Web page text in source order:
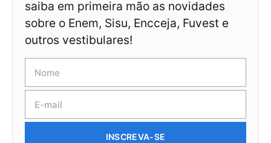
saiba em primeira mão as novidades
sobre o Enem, Sisu, Encceja, Fuvest e
outros vestibulares!
INSCREVA-SE